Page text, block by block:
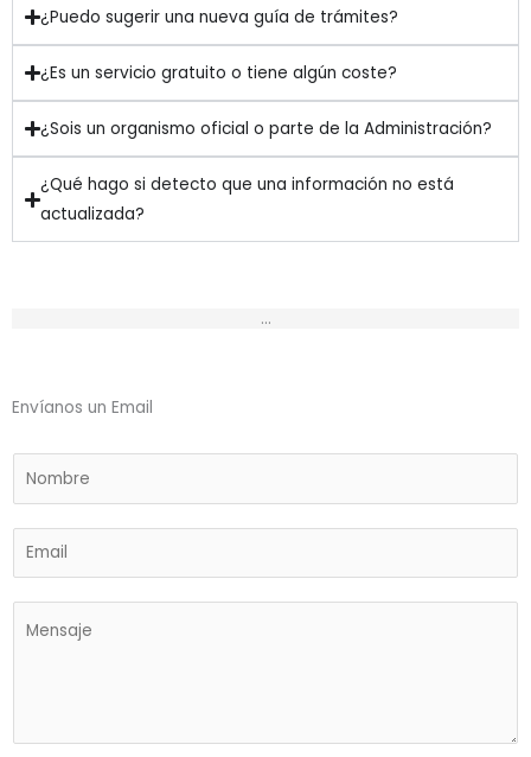
¿Puedo sugerir una nueva guía de trámites?
¿Es un servicio gratuito o tiene algún coste?
¿Sois un organismo oficial o parte de la Administración?
¿Qué hago si detecto que una información no está
actualizada?
...
Envíanos un Email
m
a